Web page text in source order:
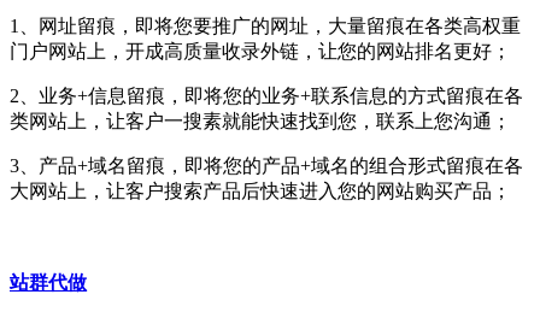
1、网址留痕，即将您要推广的网址，大量留痕在各类高权重
门户网站上，开成高质量收录外链，让您的网站排名更好；
2、业务+信息留痕，即将您的业务+联系信息的方式留痕在各
类网站上，让客户一搜素就能快速找到您，联系上您沟通；
3、产品+域名留痕，即将您的产品+域名的组合形式留痕在各
大网站上，让客户搜索产品后快速进入您的网站购买产品；
站群代做